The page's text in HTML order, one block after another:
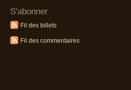
S'abonner
Fil des billets
Fil des commentaires